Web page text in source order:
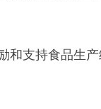
支持食品生产